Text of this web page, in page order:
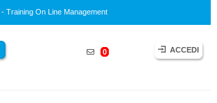
Training On Line Management
0 ACCEDI